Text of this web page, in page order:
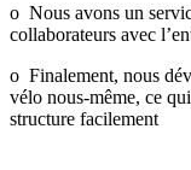
o Nous avons un
collaborateurs avec
o Finalement, nous
vélo nous-même, ce
structure facilement